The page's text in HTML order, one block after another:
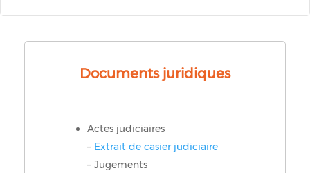
Documents juridiques
Actes judiciaires
– Extrait de casier judiciaire
– Jugements